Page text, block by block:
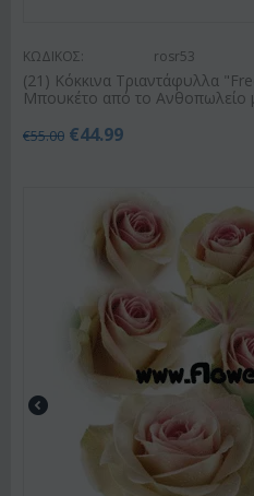
ΚΩΔΙΚΟΣ: rosr53
(21) Κόκκινα Τριαντάφυλλα
Μπουκέτο από το Ανθοπωλείο
€55.00 €44.99